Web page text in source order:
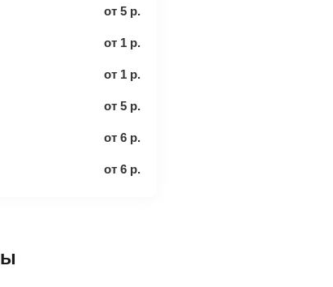
от 5 р.
от 1 р.
от 1 р.
от 5 р.
от 6 р.
от 6 р.